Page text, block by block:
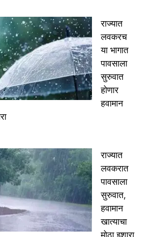
राज्यात
लवकरच
या भागात
पावसाला
सुरुवात
होणार
हवामान
राज्यात
लवकरात
पावसाला
सुरुवात,
हवामान
खात्याचा
मोठा इशारा